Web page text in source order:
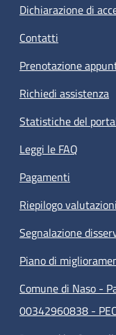
Dichiarazione di
Contatti
Prenotazione
Richiedi assistenza
Statistiche del
Leggi le FAQ
Pagamenti
Riepilogo valutazioni
Segnalazione
Piano di
Comune di Naso -
00342960838 -